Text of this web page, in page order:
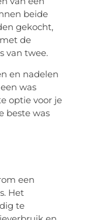
beide
gekocht,
de
van twee.
en nadelen
was
optie voor je
beste was
een
Het
te